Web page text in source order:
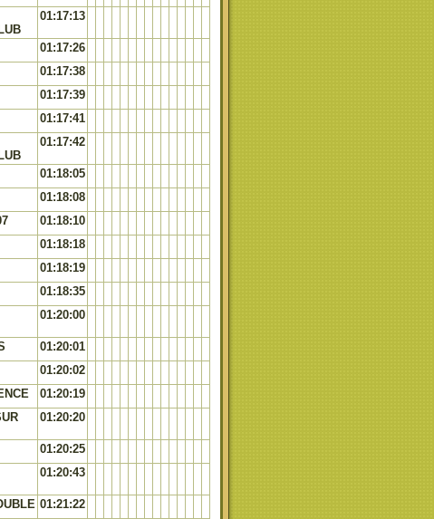
01:17:13
01:17:26
01:17:38
01:17:39
01:17:41
01:17:42
01:18:05
01:18:08
01:18:10
01:18:18
01:18:19
01:18:35
01:20:00
01:20:01
01:20:02
01:20:19
01:20:20
01:20:25
01:20:43
01:21:22